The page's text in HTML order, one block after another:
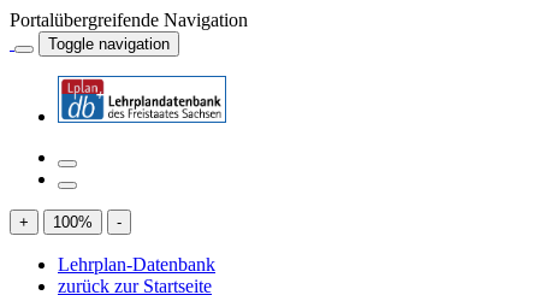
Portalübergreifende Navigation
Toggle navigation
+ 100% -
Lehrplan-Datenbank
zurück zur Startseite